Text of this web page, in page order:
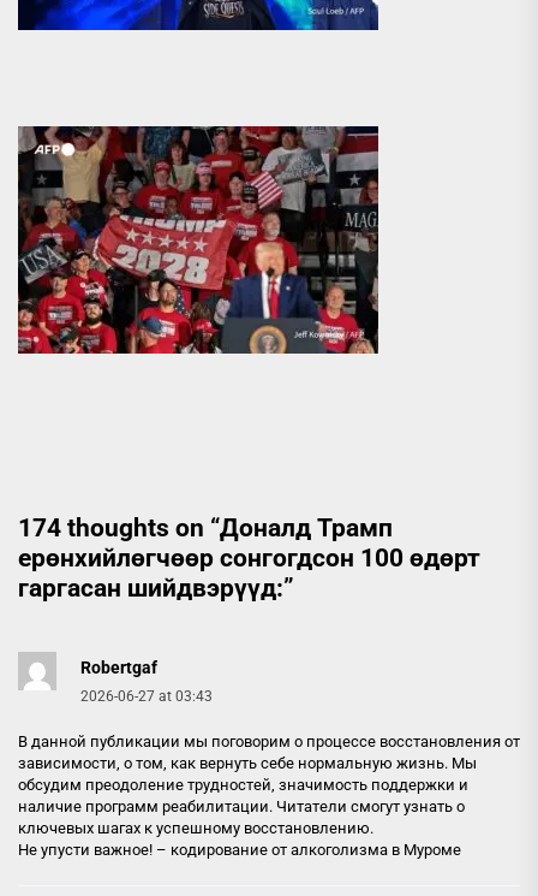
174 thoughts on “Доналд Трамп
ерөнхийлөгчөөр сонгогдсон 100 өдөрт
гаргасан шийдвэрүүд:”
Robertgaf
2026-06-27 at 03:43
В данной публикации мы поговорим о процессе восстановления от
зависимости, о том, как вернуть себе нормальную жизнь. Мы
обсудим преодоление трудностей, значимость поддержки и
наличие программ реабилитации. Читатели смогут узнать о
ключевых шагах к успешному восстановлению.
Не упусти важное! – кодирование от алкоголизма в Муроме